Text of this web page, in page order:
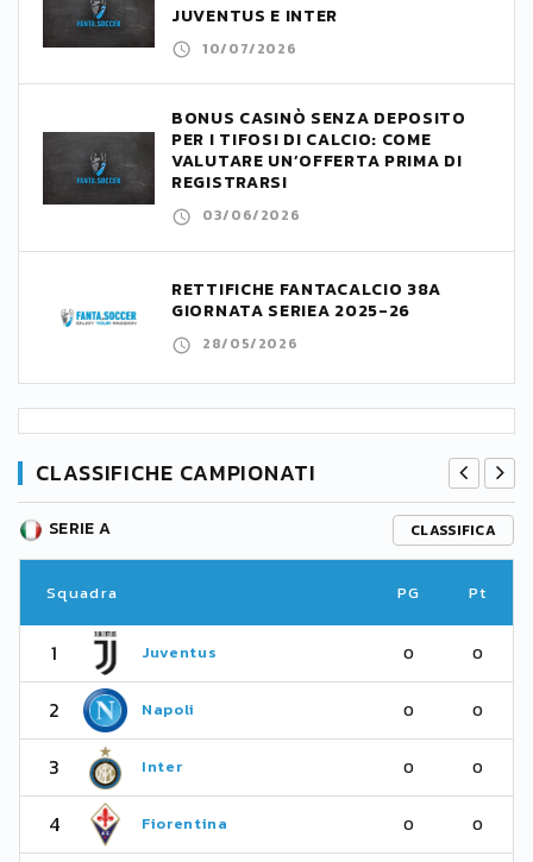
JUVENTUS E INTER
10/07/2026
BONUS CASINÒ SENZA DEPOSITO
PER I TIFOSI DI CALCIO: COME
VALUTARE UN’OFFERTA PRIMA DI
REGISTRARSI
03/06/2026
RETTIFICHE FANTACALCIO 38A
GIORNATA SERIEA 2025-26
28/05/2026
CLASSIFICHE CAMPIONATI
SERIE A CLASSIFICA
Squadra PG Pt
1 Juventus 0 0
2 Napoli 0 0
3 Inter 0 0
4 Fiorentina 0 0